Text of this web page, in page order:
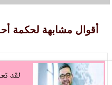
أقوال مشابهة لحكمة